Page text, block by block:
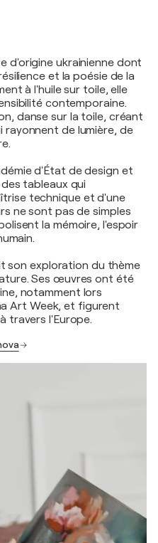
d'origine ukrainienne dont
et la poésie de la
à l'huile sur toile, elle
contemporaine.
danse sur la toile, créant
de lumière, de
d'État de design et
tableaux qui
technique et d'une
ne sont pas de simples
la mémoire, l'espoir
son exploration du thème
Ses œuvres ont été
notamment lors
Art Week, et figurent
travers l'Europe.